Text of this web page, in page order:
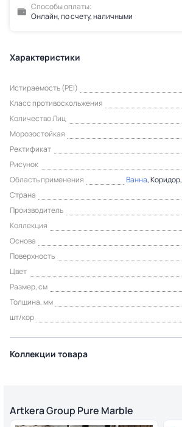
Способы оплаты:
Онлайн, по счету, наличными
Характеристики
Истираемость (PEI)
Класс противоскольжения
Количество Лиц
Морозостойкая
Ректификат
Рисунок
Область применения
Ванна, Коридор,
Страна
Производитель
Коллекция
Основа
Поверхность
Цвет
Размер, см
Толщина, мм
шт/кор
Коллекции товара
Artkera Group Pure Marble